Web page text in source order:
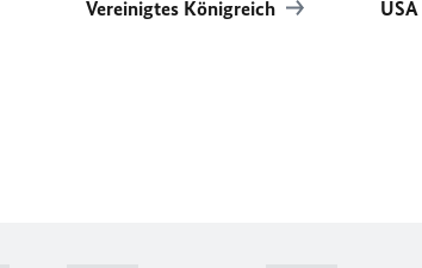
Vereinigtes Königreich USA